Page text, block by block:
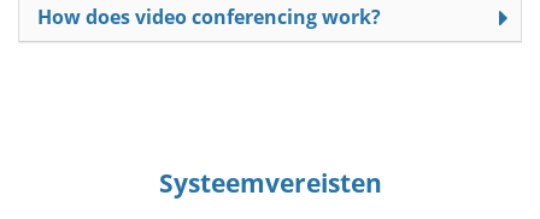
How does video conferencing work?
Systeemvereisten